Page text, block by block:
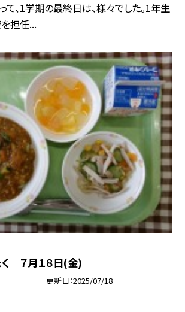
て、1学期の最終日は、様々でした。1年生
担任...
く ７月１８日(金)
更新日 2025/07/18